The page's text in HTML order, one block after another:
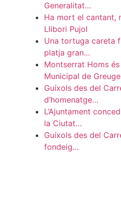
Generalitat…
Ha mort el cantant,
Llibori Pujol
Una tortuga careta
platja gran…
Montserrat Homs
Municipal de
Guíxols des del
d’homenatge…
L’Ajuntament
la Ciutat…
Guíxols des del
fondeig…